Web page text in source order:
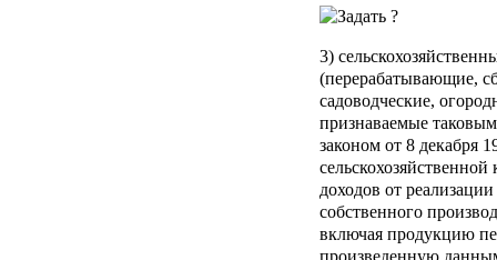
3)
(перерабатывающие,
садоводческие,
признаваемые
законом от 8 декабря
доходов от
собственного
включая продукцию